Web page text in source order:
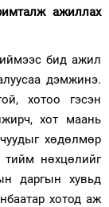
ажиллах
бид ажил
дэмжинэ.
хотоо гэсэн
хот маань
хөдөлмөр
нөхцөлийг
даргын хувьд
хотод аж